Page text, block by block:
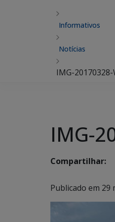
Informativos
Notícias
IMG-20170328-
IMG-
Compartilhar:
Publicado em 29